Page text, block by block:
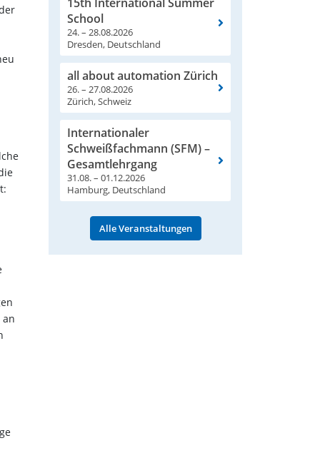
School
24. – 28.08.2026
Dresden, Deutschland
all about automation Zürich
26. – 27.08.2026
Zürich, Schweiz
Internationaler
Schweißfachmann (SFM) –
Gesamtlehrgang
31.08. – 01.12.2026
Hamburg, Deutschland
Alle Veranstaltungen